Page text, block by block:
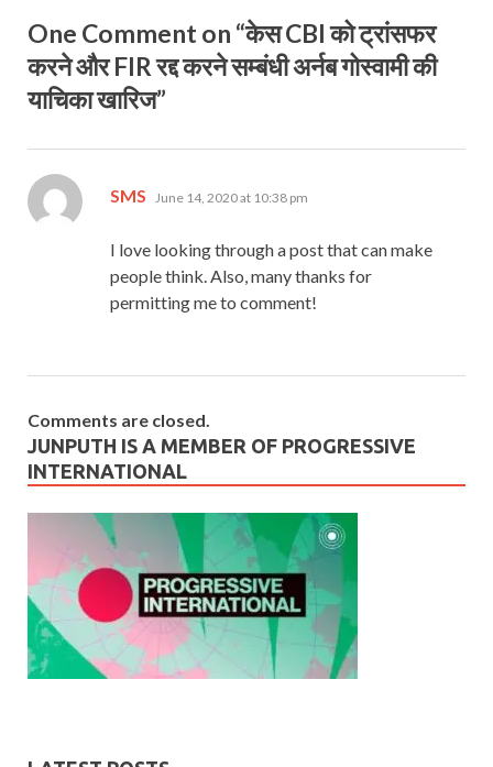
One Comment on “केस CBI को ट्रांसफर
करने और FIR रद्द करने सम्बंधी अर्नब गोस्वामी की
याचिका खारिज”
SMS says:
June 14, 2020 at 10:38 pm
I love looking through a post that can make
people think. Also, many thanks for
permitting me to comment!
Comments are closed.
JUNPUTH IS A MEMBER OF PROGRESSIVE
INTERNATIONAL